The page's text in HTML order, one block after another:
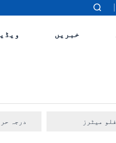
خبریں
درجہ فلو میٹرز